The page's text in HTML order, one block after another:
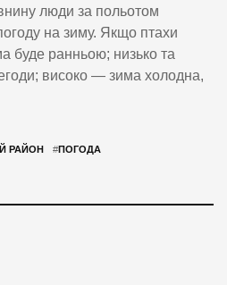
люди за польотом
на зиму. Якщо птахи
буде ранньою; низько та
високо — зима холодна,
РАЙОН #ПОГОДА